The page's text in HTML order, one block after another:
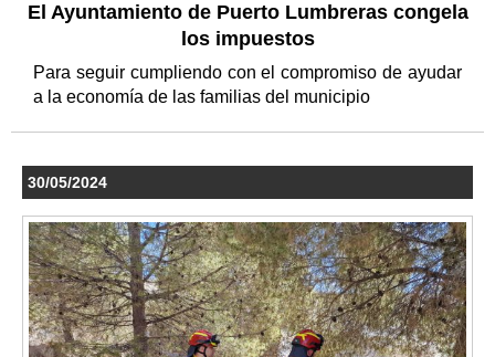
El Ayuntamiento de Puerto Lumbreras congela
los impuestos
Para seguir cumpliendo con el compromiso de ayudar
a la economía de las familias del municipio
30/05/2024